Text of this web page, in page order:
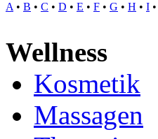
A • B • C • D • E • F • G • H • I •
Wellness
Kosmetik
Massagen